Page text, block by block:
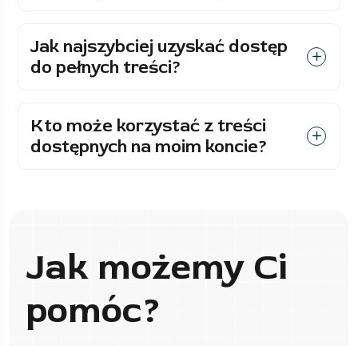
Jak najszybciej uzyskać dostęp
do pełnych treści?
Kto może korzystać z treści
dostępnych na moim koncie?
Jak możemy Ci
pomóc?